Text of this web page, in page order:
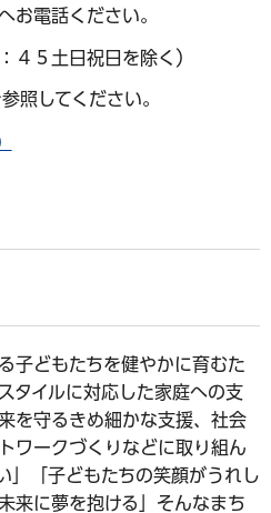
お電話ください。
４５土日祝日を除く）
照してください。
子どもたちを健やかに育むた
タイルに対応した家庭への支
を守るきめ細かな支援、社会
ワークづくりなどに取り組ん
」「子どもたちの笑顔がうれし
来に夢を抱ける」そんなまち